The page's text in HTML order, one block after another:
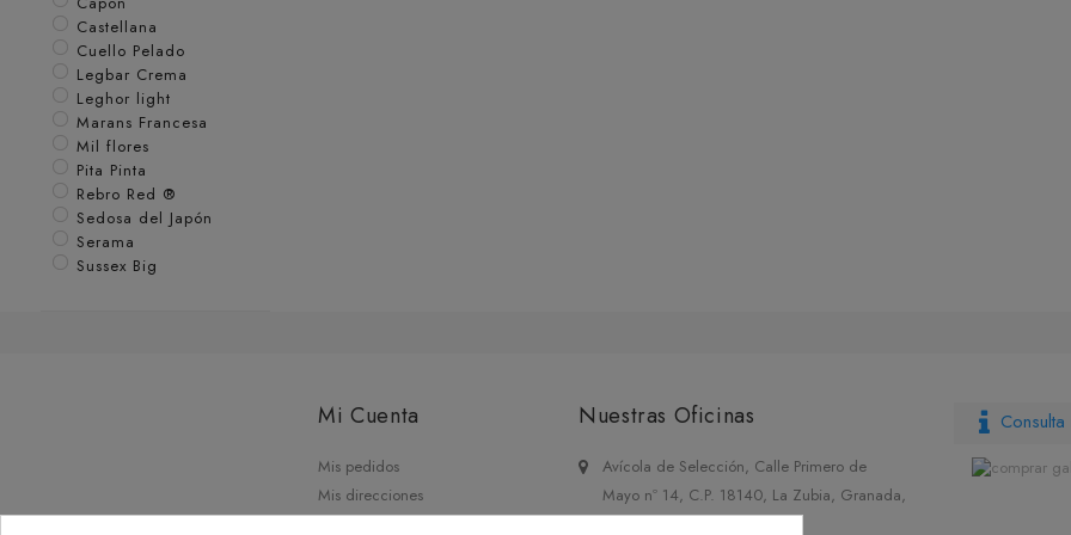
Castellana
Cuello Pelado
Legbar Crema
Leghor light
Marans Francesa
Mil flores
Pita Pinta
Rebro Red ®
Sedosa del Japón
Serama
Sussex Big
Mi Cuenta
Mis pedidos
Mis direcciones
Mis datos personales
Nuestras Oficinas
Avícola de Selección, Calle Primero de
Mayo nº 14, C.P. 18140, La Zubia, Granada,
España.